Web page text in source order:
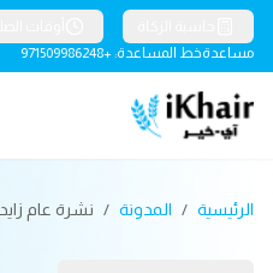
مساعدةخط المساعدة: +971509986248
الرئيسية / المدونة / نشرة عام